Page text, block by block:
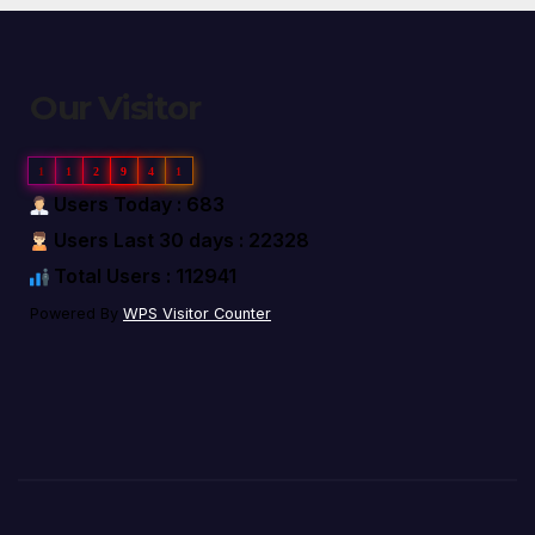
1 1 2 9 4 1
Users Today : 683
Users Last 30 days : 22328
Total Users : 112941
Powered By WPS Visitor Counter